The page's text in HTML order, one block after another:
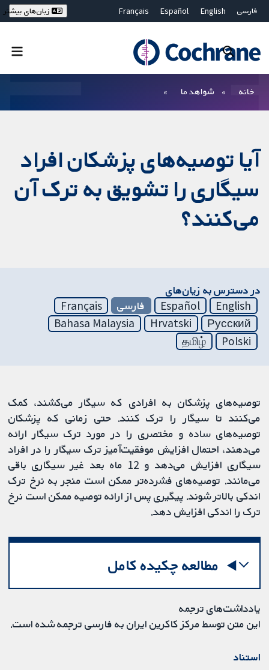
فارسی English
Español
Français
Bahasa Malaysia
ไทย
繁體中文
زبان‌های بیشتر
خانه شواهد ما
آیا توصیه‌های پزشکان افراد
سیگاری را تشویق به ترک آن
می‌کنند؟
در دسترس به زیان‌های
English
Español فارسی
Français
Русский
Hrvatski
Bahasa Malaysia
Polski
தமிழ்
توصیه‌های پزشکان به افرادی که سیگار می‌کشند، کمک
می‌کنند تا سیگار را ترک کنند. حتی زمانی که پزشکان
توصیه‌های ساده و مختصری را در مورد ترک سیگار ارائه
می‌دهند، احتمال افزایش موفقیت‌آمیز ترک سیگار را در افراد
سیگاری افزایش می‌دهد و 12 ماه بعد غیر سیگاری باقی
می‌مانند. توصیه‌های فشرده‌تر ممکن است منجر به نرخ ترک
اندکی بالاتر شوند. پیگیری پس از ارائه توصیه ممکن است نرخ
ترک را اندکی افزایش دهد.
مطالعه چکیده کامل
یادداشت‌های ترجمه
این متن توسط مرکز کاکرین ایران به فارسی ترجمه شده است.
استناد